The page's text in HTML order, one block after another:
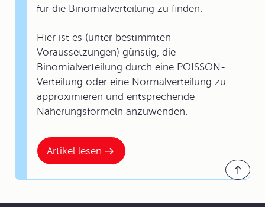
Artikel lesen
für die Binomialverteilung zu finden.
Hier ist es (unter bestimmten
Voraussetzungen) günstig, die
Binomialverteilung durch eine POISSON-
Verteilung oder eine Normalverteilung zu
approximieren und entsprechende
Näherungsformeln anzuwenden.